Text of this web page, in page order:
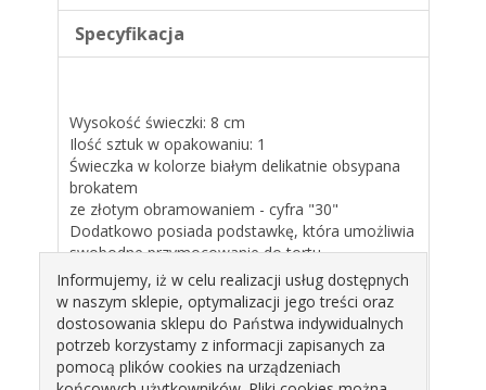
Specyfikacja
Wysokość świeczki: 8 cm
Ilość sztuk w opakowaniu: 1
Świeczka w kolorze białym delikatnie obsypana
brokatem
ze złotym obramowaniem - cyfra "30"
Dodatkowo posiada podstawkę, która umożliwia
swobodne przymocowanie do tortu.
Produkty pokrewne
Informujemy, iż w celu realizacji usług dostępnych
w naszym sklepie, optymalizacji jego treści oraz
dostosowania sklepu do Państwa indywidualnych
potrzeb korzystamy z informacji zapisanych za
pomocą plików cookies na urządzeniach